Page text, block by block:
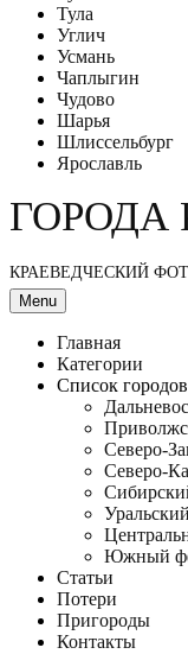
Тула
Углич
Усмань
Чаплыгин
Чудово
Шарья
Шлиссельбург
Ярославль
ГОРОДА
КРАЕВЕДЧЕСКИЙ
Menu
Главная
Категории
Список городов
Северо-
Северо-
Южный
Статьи
Потери
Пригороды
Контакты